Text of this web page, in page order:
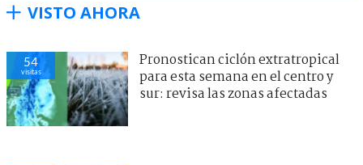
VISTO AHORA
54
visitas
Pronostican ciclón extratropical
para esta semana en el centro y
sur: revisa las zonas afectadas